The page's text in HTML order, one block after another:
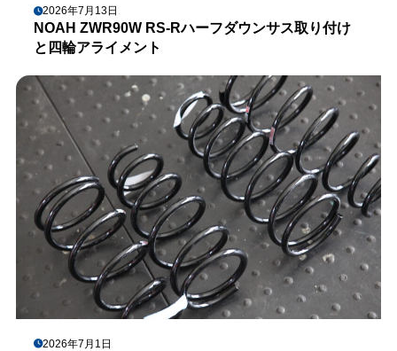
2026年7月13日
NOAH ZWR90W RS-Rハーフダウンサス取り付け
と四輪アライメント
2026年7月1日